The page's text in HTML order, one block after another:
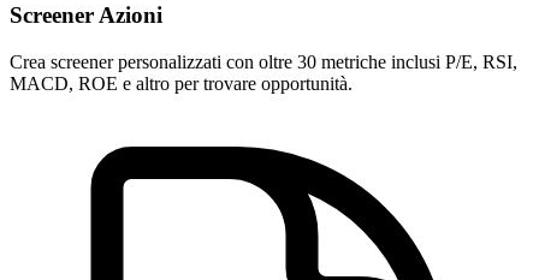
Screener Azioni
Crea screener personalizzati con oltre 30 metriche inclusi P/E, RSI,
MACD, ROE e altro per trovare opportunità.